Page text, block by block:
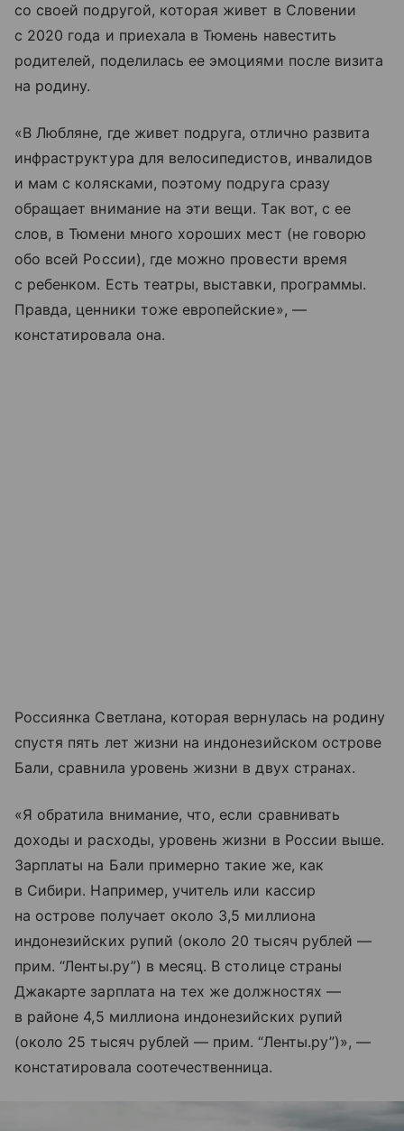
со своей подругой, которая живет в Словении
с 2020 года и приехала в Тюмень навестить
родителей, поделилась ее эмоциями после визита
на родину.
«В Любляне, где живет подруга, отлично развита
инфраструктура для велосипедистов, инвалидов
и мам с колясками, поэтому подруга сразу
обращает внимание на эти вещи. Так вот, с ее
слов, в Тюмени много хороших мест (не говорю
обо всей России), где можно провести время
с ребенком. Есть театры, выставки, программы.
Правда, ценники тоже европейские», —
констатировала она.
Россиянка Светлана, которая вернулась на родину
спустя пять лет жизни на индонезийском острове
Бали, сравнила уровень жизни в двух странах.
«Я обратила внимание, что, если сравнивать
доходы и расходы, уровень жизни в России выше.
Зарплаты на Бали примерно такие же, как
в Сибири. Например, учитель или кассир
на острове получает около 3,5 миллиона
индонезийских рупий (около 20 тысяч рублей —
прим. “Ленты.ру”) в месяц. В столице страны
Джакарте зарплата на тех же должностях —
в районе 4,5 миллиона индонезийских рупий
(около 25 тысяч рублей — прим. “Ленты.ру”)», —
констатировала соотечественница.